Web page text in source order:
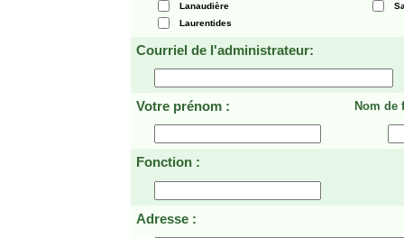
Lanaudière
Laurentides
Courriel de l'administrateur:
Votre prénom : Nom de
Fonction :
Adresse :